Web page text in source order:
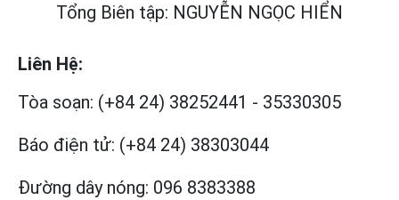
Tổng Biên tập: NGUYỄN NGỌC HIỂN
Liên Hệ:
Tòa soạn: (+84 24) 38252441 - 35330305
Báo điện tử: (+84 24) 38303044
Đường dây nóng: 096 8383388